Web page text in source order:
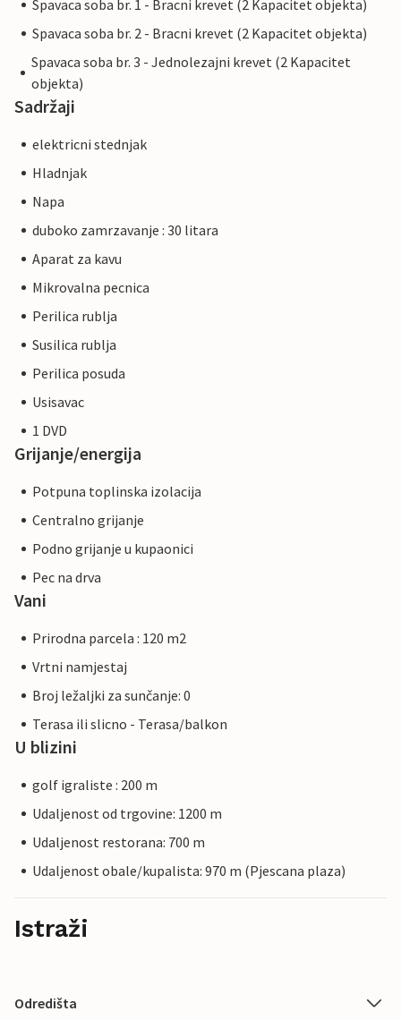
Spavaca soba br. 1 - Bracni krevet (2 Kapacitet objekta)
Spavaca soba br. 2 - Bracni krevet (2 Kapacitet objekta)
Spavaca soba br. 3 - Jednolezajni krevet (2 Kapacitet
objekta)
Sadržaji
elektricni stednjak
Hladnjak
Napa
duboko zamrzavanje : 30 litara
Aparat za kavu
Mikrovalna pecnica
Perilica rublja
Susilica rublja
Perilica posuda
Usisavac
1 DVD
Grijanje/energija
Potpuna toplinska izolacija
Centralno grijanje
Podno grijanje u kupaonici
Pec na drva
Vani
Prirodna parcela : 120 m2
Vrtni namjestaj
Broj ležaljki za sunčanje: 0
Terasa ili slicno - Terasa/balkon
U blizini
golf igraliste : 200 m
Udaljenost od trgovine: 1200 m
Udaljenost restorana: 700 m
Udaljenost obale/kupalista: 970 m (Pjescana plaza)
Istraži
Odredišta